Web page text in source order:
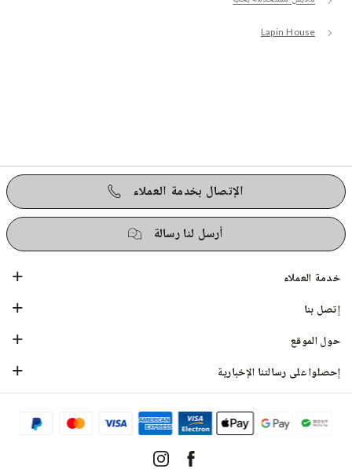
Lapin House
الإتصال بخدمة العملاء
أرسل لنا رسالة
خدمة العملاء
إتصل بنا
حول الموقع
إحصلوا على رسالتنا الإخبارية